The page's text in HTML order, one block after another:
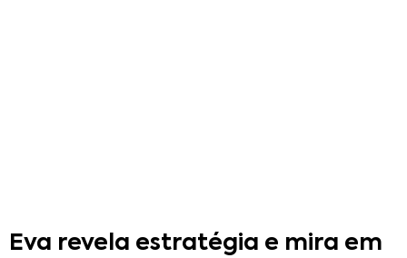
Eva revela estratégia e mira em